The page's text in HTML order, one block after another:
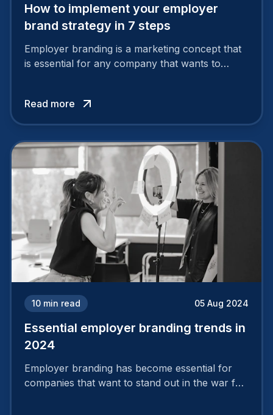
How to implement your employer
brand strategy in 7 steps
Employer branding is a marketing concept that
is essential for any company that wants to
solid and positive employer brand are clear, you
cannot simply wave a magic wand for it to be
Read more
10 min read 05 Aug 2024
Essential employer branding trends in
2024
Employer branding has become essential for
companies that want to stand out in the war for